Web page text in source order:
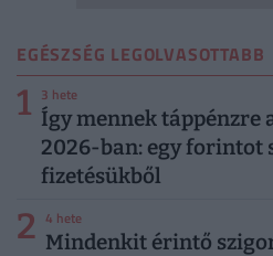
EGÉSZSÉG LEGOLVASOTTABB
1 3 hete
Így mennek táppénzre
2026-ban: egy forintot
fizetésükből
2 4 hete
Mindenkit érintő